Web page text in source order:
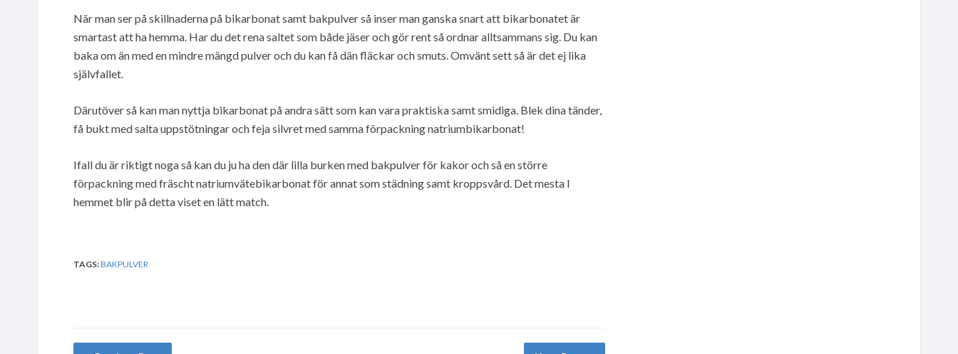
När man ser på skillnaderna på bikarbonat samt bakpulver så inser man ganska snart att bikarbonatet är
smartast att ha hemma. Har du det rena saltet som både jäser och gör rent så ordnar alltsammans sig. Du kan
baka om än med en mindre mängd pulver och du kan få dän fläckar och smuts. Omvänt sett så är det ej lika
självfallet.
Därutöver så kan man nyttja bikarbonat på andra sätt som kan vara praktiska samt smidiga. Blek dina tänder,
få bukt med salta uppstötningar och feja silvret med samma förpackning natriumbikarbonat!
Ifall du är riktigt noga så kan du ju ha den där lilla burken med bakpulver för kakor och så en större
förpackning med fräscht natriumvätebikarbonat för annat som städning samt kroppsvård. Det mesta I
hemmet blir på detta viset en lätt match.
TAGS:BAKPULVER